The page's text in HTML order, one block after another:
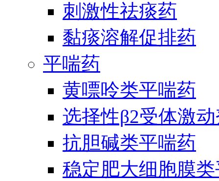
刺激性祛痰药
黏痰溶解促排药
平喘药
黄嘌呤类平喘药
选择性β2受体激
抗胆碱类平喘药
稳定肥大细胞膜